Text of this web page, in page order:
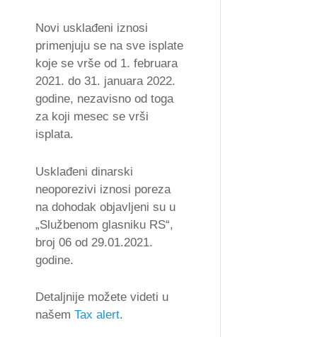
Novi usklađeni iznosi
primenjuju se na sve isplate
koje se vrše od 1. februara
2021. do 31. januara 2022.
godine, nezavisno od toga
za koji mesec se vrši
isplata.
Usklađeni dinarski
neoporezivi iznosi poreza
na dohodak objavljeni su u
„Službenom glasniku RS“,
broj 06 od 29.01.2021.
godine.
Detaljnije možete videti u
našem Tax alert.